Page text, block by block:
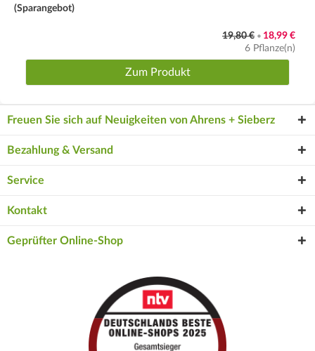
(Sparangebot)
19,80 € • 18,99 €
6 Pflanze(n)
Zum Produkt
Freuen Sie sich auf Neuigkeiten von Ahrens + Sieberz
Bezahlung & Versand
Service
Kontakt
Geprüfter Online-Shop